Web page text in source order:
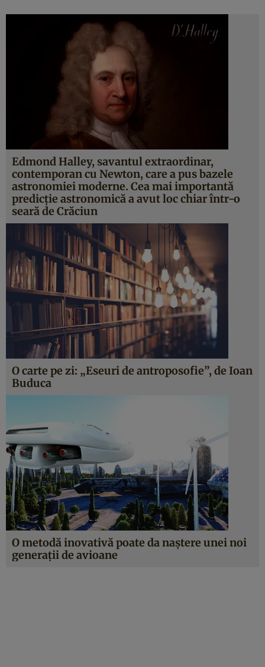
Edmond Halley, savantul extraordinar,
contemporan cu Newton, care a pus bazele
astronomiei moderne. Cea mai importantă
predicţie astronomică a avut loc chiar într-o
seară de Crăciun
O carte pe zi: „Eseuri de antroposofie”, de Ioan
Buduca
O metodă inovativă poate da naştere unei noi
generaţii de avioane